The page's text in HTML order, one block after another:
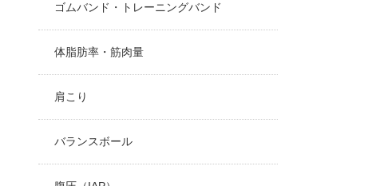
ゴムバンド・トレーニングバンド
体脂肪率・筋肉量
肩こり
バランスボール